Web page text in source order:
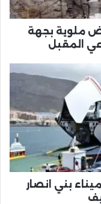
ملوية بجهة
المقبل
ميناء بني انصار